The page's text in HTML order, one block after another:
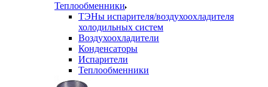
Теплообменники
ТЭНы испарителя/воздухоохладителя
холодильных систем
Воздухоохладители
Конденсаторы
Испарители
Теплообменники